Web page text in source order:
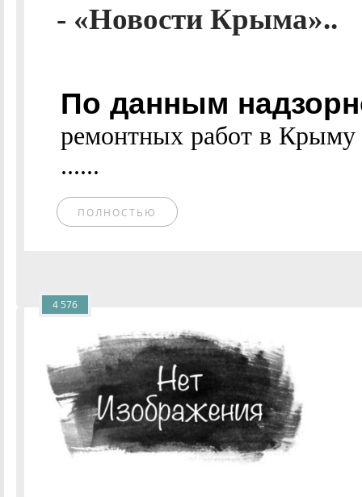
- «Новости Крыма»..
По данным
ремонтных работ в
......
ПОЛНОСТЬЮ
4 576